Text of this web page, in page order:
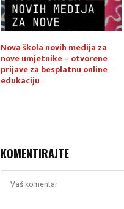
Nova škola novih medija za
nove umjetnike – otvorene
prijave za besplatnu online
edukaciju
KOMENTIRAJTE